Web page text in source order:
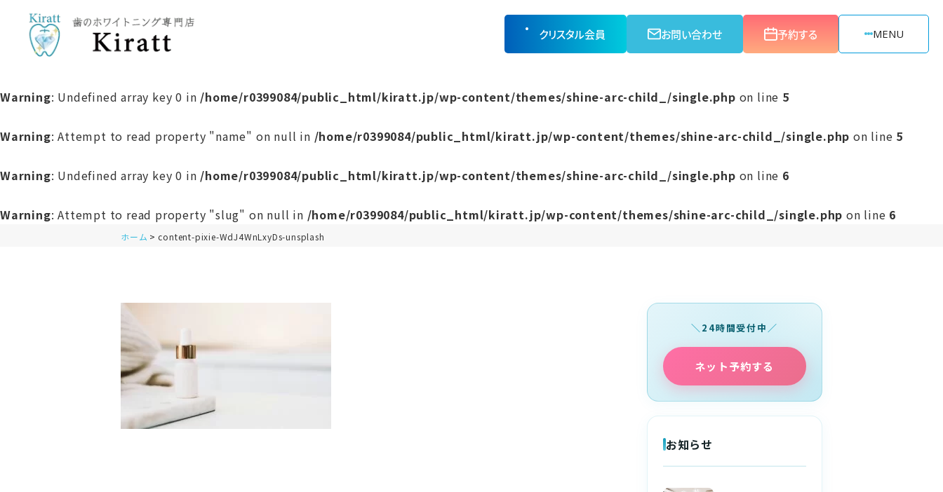
クリスタル会員 お問い合わせ 予約する MENU
Warning: Undefined array key 0 in /home/r0399084/public_html/kiratt.jp/wp-content/themes/shine-arc-child_/single.php on line 5
Warning: Attempt to read property "name" on null in /home/r0399084/public_html/kiratt.jp/wp-content/themes/shine-arc-child_/single.php on line 5
Warning: Undefined array key 0 in /home/r0399084/public_html/kiratt.jp/wp-content/themes/shine-arc-child_/single.php on line 6
Warning: Attempt to read property "slug" on null in /home/r0399084/public_html/kiratt.jp/wp-content/themes/shine-arc-child_/single.php on line 6
ホーム content-pixie-WdJ4WnLxyDs-unsplash
24時間受付中
ネット予約する
お知らせ